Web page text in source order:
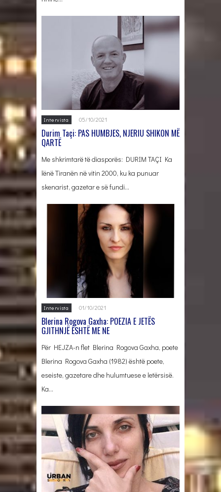
Intervista 05/10/2021
Durim Taçi: PAS HUMBJES, NJERIU SHIKON MË
QARTË
Me shkrimtarë të diasporës: DURIM TAÇI Ka
lënë Tiranën në vitin 2000, ku ka punuar
skenarist, gazetar e së fundi…
Intervista 01/10/2021
Blerina Rogova Gaxha: POEZIA E JETËS
GJITHNJË ËSHTË ME NE
Për HEJZA-n flet Blerina Rogova Gaxha, poete
Blerina Rogova Gaxha (1982) është poete,
eseiste, gazetare dhe hulumtuese e letërsisë.
Ka…